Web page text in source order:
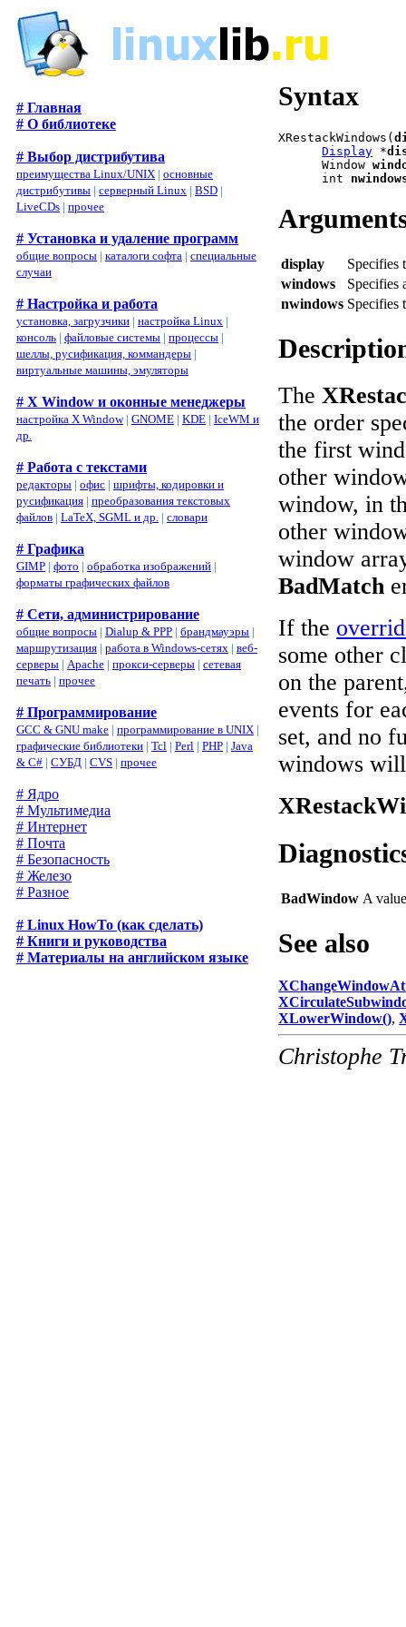
# Главная
# О библиотеке
# Выбор дистрибутива
преимущества Linux/UNIX | основные
дистрибутивы | серверный Linux | BSD |
LiveCDs | прочее
# Установка и удаление программ
общие вопросы | каталоги софта | специальные
случаи
# Настройка и работа
установка, загрузчики | настройка Linux |
консоль | файловые системы | процессы |
шеллы, русификация, коммандеры |
виртуальные машины, эмуляторы
# X Window и оконные менеджеры
настройка X Window| GNOME | KDE | IceWM и
др.
# Работа с текстами
редакторы | офис | шрифты, кодировки и
русификация | преобразования текстовых
файлов | LaTeX, SGML и др. | словари
# Графика
GIMP | фото | обработка изображений |
форматы графических файлов
# Сети, администрирование
общие вопросы | Dialup & PPP | брандмауэры |
маршрутизация | работа в Windows-сетях | веб-
серверы | Apache | прокси-серверы | сетевая
печать | прочее
# Программирование
GCC & GNU make | программирование в UNIX |
графические библиотеки | Tcl | Perl | PHP | Java
& C# | СУБД | CVS | прочее
# Ядро
# Мультимедиа
# Интернет
# Почта
# Безопасность
# Железо
# Разное
# Linux HowTo (как сделать)
# Книги и руководства
# Материалы на английском языке
Syntax
XRestackWindows(
Display *
      Window
      int
display
Specifies
windows
Specifies
nwindows Specifies
The
the order
the first
other
window, in
other
window
BadMatch
If the
some other
on the
events for
set, and no
windows
BadWindow A
See also
XLowerWindow(),
Christophe